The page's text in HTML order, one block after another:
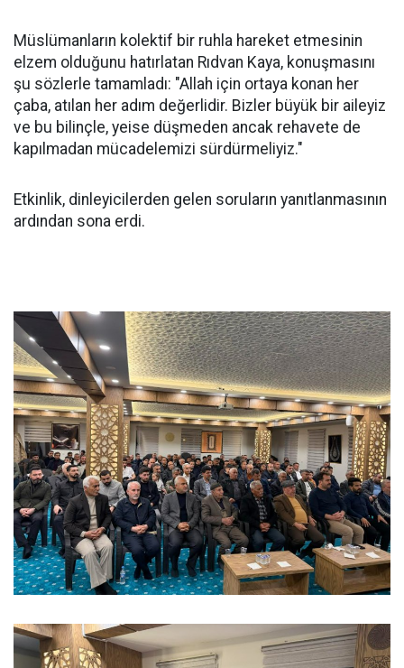
Müslümanların kolektif bir ruhla hareket etmesinin
elzem olduğunu hatırlatan Rıdvan Kaya, konuşmasını
şu sözlerle tamamladı: "Allah için ortaya konan her
çaba, atılan her adım değerlidir. Bizler büyük bir aileyiz
ve bu bilinçle, yeise düşmeden ancak rehavete de
kapılmadan mücadelemizi sürdürmeliyiz."
Etkinlik, dinleyicilerden gelen soruların yanıtlanmasının
ardından sona erdi.